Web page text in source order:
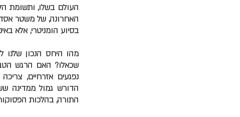
העולם בשלו, ותשומת
האחרונה, של משטר אסד
בסיוע הומניטרי, אלא
מהו היחס הנכון
שכאלו? האם הרגש
נפגעים אזרחיים,
הדורש גמול ממדינה
התורה, בהלכות